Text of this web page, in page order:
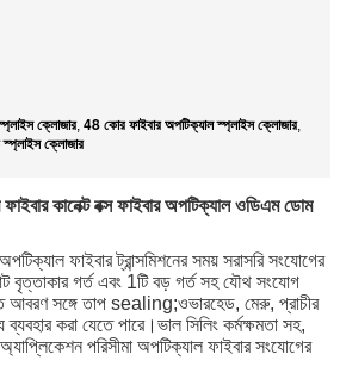
ক্লোজার, 48 কোর ফাইবার অপটিক্যাল স্প্লাইস ক্লোজার,
ক্লোজার
কানেক্ট বক্স ফাইবার অপটিক্যাল ওডিএম ডোম
ফাইবার ট্রান্সমিশনের সময় সরাসরি সংযোগের
গর্ত এবং 1টি বড় গর্ত সহ যৌথ সংযোগ
আবরণ সঙ্গে তাপ sealing;ওভারহেড, মেরু, প্রাচীর
করা যেতে পারে।ভাল সিলিং কর্মক্ষমতা সহ,
পরিসীমা অপটিক্যাল ফাইবার সংযোগের